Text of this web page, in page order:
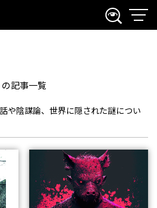
の記事一覧
や陰謀論、世界に隠された謎につい